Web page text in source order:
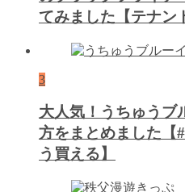
てみました【テナン
3
大人気！うちゅうブ
方をまとめました【
う買える】